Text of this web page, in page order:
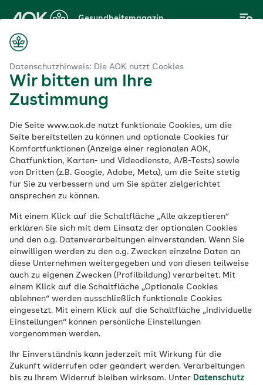
Datenschutzhinweis: Die AOK nutzt Cookies
Wir bitten um Ihre
Zustimmung
Die Seite www.aok.de nutzt funktionale Cookies, um die
Seite bereitstellen zu können und optionale Cookies für
Komfortfunktionen (Anzeige einer regionalen AOK,
Chatfunktion, Karten- und Videodienste, A/B-Tests) sowie
von Dritten (z.B. Google, Adobe, Meta), um die Seite stetig
für Sie zu verbessern und um Sie später zielgerichtet
ansprechen zu können.
Mit einem Klick auf die Schaltfläche „Alle akzeptieren“
erklären Sie sich mit dem Einsatz der optionalen Cookies
und den o.g. Datenverarbeitungen einverstanden. Wenn Sie
einwilligen werden zu den o.g. Zwecken einzelne Daten an
diese Unternehmen weitergegeben und von diesen teilweise
auch zu eigenen Zwecken (Profilbildung) verarbeitet. Mit
einem Klick auf die Schaltfläche „Optionale Cookies
ablehnen“ werden ausschließlich funktionale Cookies
eingesetzt. Mit einem Klick auf die Schaltfläche „Individuelle
Einstellungen“ können persönliche Einstellungen
vorgenommen werden.
Ihr Einverständnis kann jederzeit mit Wirkung für die
Zukunft widerrufen oder geändert werden. Verarbeitungen
bis zu Ihrem Widerruf bleiben wirksam. Unter Datenschutz
Hauptinhalt
springen
Gesundheitsmagazin
Sprachentwicklung
beim Kind fördern
Veröffentlicht am:
21.08.2020
aktualisiert am 15.05.2023
5 Minuten Lesedauer
Die Sprachentwicklung von Kindern
beginnt im Mutterleib. Im letzten Drittel
der Schwangerschaft kann der Fötus
bereits die Stimme seiner Eltern hören.
Wieso das wichtig ist und wie Eltern ihren
Kindern am besten helfen können,
Sprechen zu lernen.